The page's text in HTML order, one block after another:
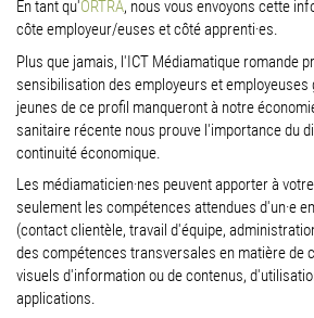
En tant qu'ORTRA, nous vous envoyons cette
côte employeur/euses et côté apprenti·es.
Plus que jamais, l'ICT Médiamatique romande
sensibilisation des employeurs et employeuses
jeunes de ce profil manqueront à notre
sanitaire récente nous prouve l'importance du
continuité économique.
Les médiamaticien·nes peuvent apporter à
seulement les compétences attendues d'un·e
(contact clientèle, travail d'équipe,
des compétences transversales en matière de
visuels d'information ou de contenus,
applications.